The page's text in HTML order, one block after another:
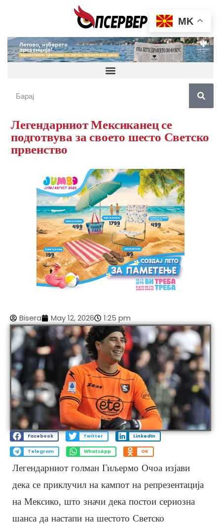
Легендарниот Мексиканец се
подготвува за своето шесто Светско
првенство
Bisera May 12, 2026 1:25 pm
Facebook Twitter LinkedIn
Telegram WhatsApp OK
Легендарниот голман Гиљермо Очоа изјави
дека се приклучил на кампот на репрезентација
на Мексико, што значи дека постои сериозна
шанса да настапи на шестото Светско
MK